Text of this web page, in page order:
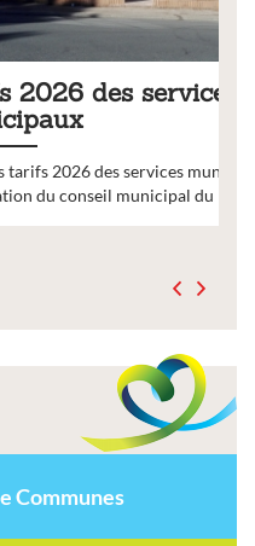
municipaux,
du 19 décembre 2025
Communes